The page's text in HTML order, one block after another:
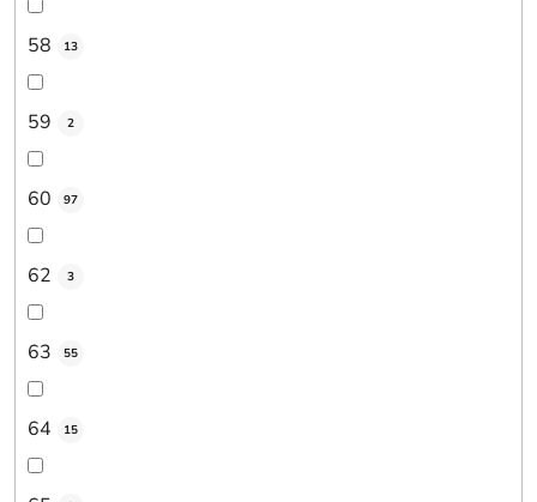
58 13
59 2
60 97
62 3
63 55
64 15